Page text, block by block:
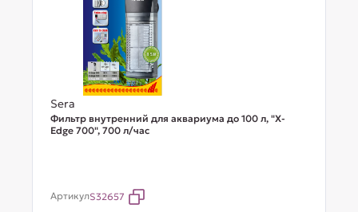
Sera
Фильтр внутренний для аквариума до 100 л, "X-
Edge 700", 700 л/час
АртикулS32657